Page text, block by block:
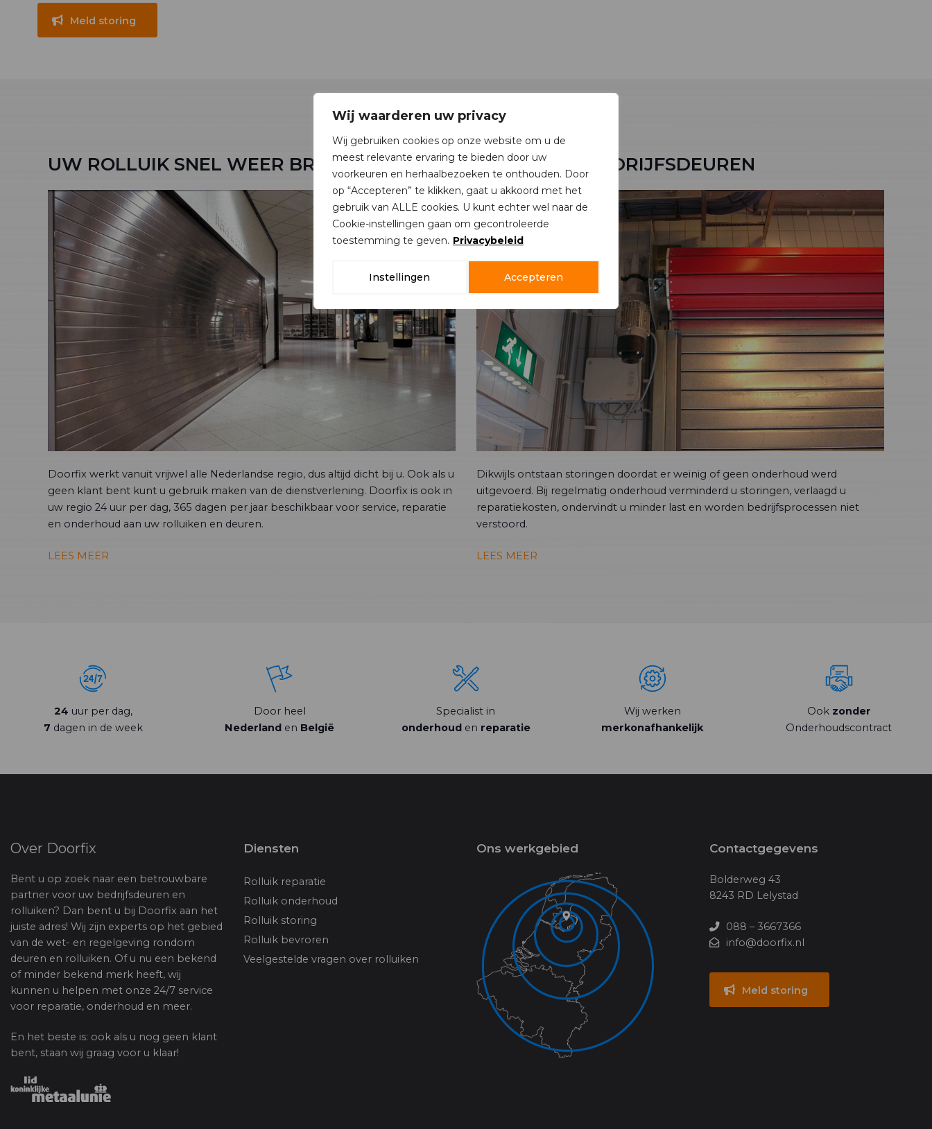
Wij waarderen uw privacy
Wij gebruiken cookies op onze website om u de
meest relevante ervaring te bieden door uw
voorkeuren en herhaalbezoeken te onthouden. Door
op “Accepteren” te klikken, gaat u akkoord met het
gebruik van ALLE cookies. U kunt echter wel naar de
Cookie-instellingen gaan om gecontroleerde
toestemming te geven. Privacybeleid
Instellingen Accepteren
Meld storing
UW ROLLUIK SNEL WEER BRUIKBAAR
Doorfix werkt vanuit vrijwel alle Nederlandse regio, dus altijd dicht bij u. Ook als u
geen klant bent kunt u gebruik maken van de dienstverlening. Doorfix is ook in
uw regio 24 uur per dag, 365 dagen per jaar beschikbaar voor service, reparatie
en onderhoud aan uw rolluiken en deuren.
LEES MEER
REPARATIE BEDRIJFSDEUREN
Dikwijls ontstaan storingen doordat er weinig of geen onderhoud werd
uitgevoerd. Bij regelmatig onderhoud verminderd u storingen, verlaagd u
reparatiekosten, ondervindt u minder last en worden bedrijfsprocessen niet
verstoord.
LEES MEER
24 uur per dag,
7 dagen in de week
Door heel
Nederland en België
Specialist in
onderhoud en reparatie
Wij werken
merkonafhankelijk
Ook zonder
Onderhoudscontract
Over Doorfix
Bent u op zoek naar een betrouwbare
partner voor uw bedrijfsdeuren en
rolluiken? Dan bent u bij Doorfix aan het
juiste adres! Wij zijn experts op het gebied
van de wet- en regelgeving rondom
deuren en rolluiken. Of u nu een bekend
of minder bekend merk heeft, wij
kunnen u helpen met onze 24/7 service
voor reparatie, onderhoud en meer.
En het beste is: ook als u nog geen klant
bent, staan wij graag voor u klaar!
Diensten
Rolluik reparatie
Rolluik onderhoud
Rolluik storing
Rolluik bevroren
Veelgestelde vragen over rolluiken
Ons werkgebied Contactgegevens
Bolderweg 43
8243 RD Lelystad
088 – 3667366
info@doorfix.nl
Meld storing